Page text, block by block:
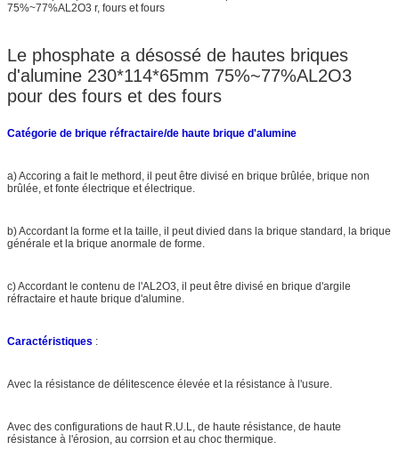
75%~77%AL2O3 r, fours et fours
Le phosphate a désossé de hautes briques
d'alumine 230*114*65mm 75%~77%AL2O3
pour des fours et des fours
Catégorie de brique réfractaire/de haute brique d'alumine
a) Accoring a fait le methord, il peut être divisé en brique brûlée, brique non
brûlée, et fonte électrique et électrique.
b) Accordant la forme et la taille, il peut divied dans la brique standard, la brique
générale et la brique anormale de forme.
c) Accordant le contenu de l'AL2O3, il peut être divisé en brique d'argile
réfractaire et haute brique d'alumine.
Caractéristiques :
Avec la résistance de délitescence élevée et la résistance à l'usure.
Avec des configurations de haut R.U.L, de haute résistance, de haute
résistance à l'érosion, au corrsion et au choc thermique.